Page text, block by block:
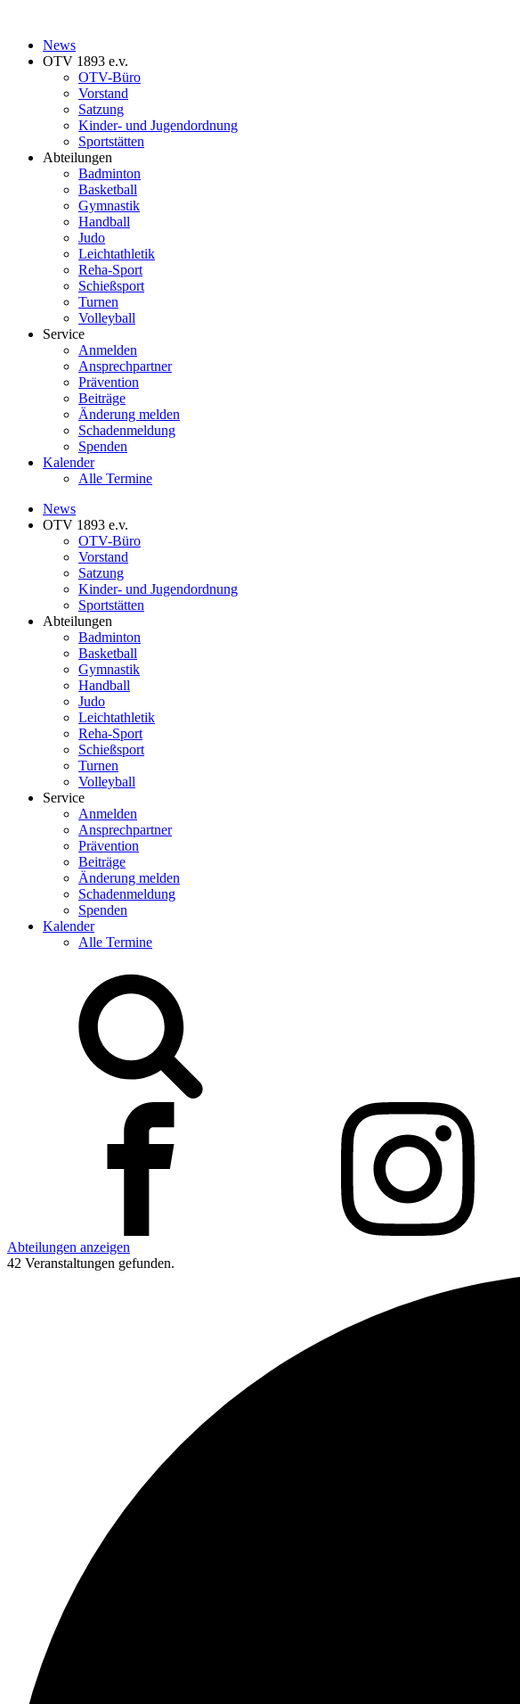
News
OTV 1893 e.v.
OTV-Büro
Vorstand
Satzung
Kinder- und Jugendordnung
Sportstätten
Abteilungen
Badminton
Basketball
Gymnastik
Handball
Judo
Leichtathletik
Reha-Sport
Schießsport
Turnen
Volleyball
Service
Anmelden
Ansprechpartner
Prävention
Beiträge
Änderung melden
Schadenmeldung
Spenden
Kalender
Alle Termine
News
OTV 1893 e.v.
OTV-Büro
Vorstand
Satzung
Kinder- und Jugendordnung
Sportstätten
Abteilungen
Badminton
Basketball
Gymnastik
Handball
Judo
Leichtathletik
Reha-Sport
Schießsport
Turnen
Volleyball
Service
Anmelden
Ansprechpartner
Prävention
Beiträge
Änderung melden
Schadenmeldung
Spenden
Kalender
Alle Termine
Abteilungen anzeigen
42 Veranstaltungen gefunden.